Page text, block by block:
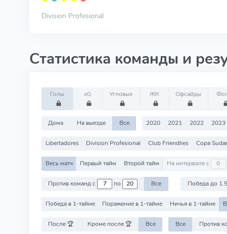
Division Profesional
Статистика команды и
Голы xG Угловые ЖК Офсайды
Дома На выезде Все 2020 2021 2022 2023
Libertadores Division Profesional Club Friendlies Copa
Весь матч Первый тайм Второй тайм На интервале с
Против команд с по Все Победа до 1.5
Победа в 1-тайме Поражение в 1-тайме Ничья в 1-тайме
После 🏆 Кроме после 🏆 Все Все